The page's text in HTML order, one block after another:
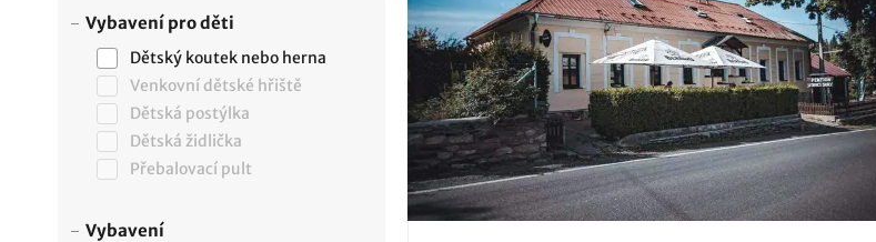
Vybavení pro děti
Dětský koutek nebo herna
Venkovní dětské hřiště
Dětská postýlka
Dětská židlička
Přebalovací pult
Vybavení